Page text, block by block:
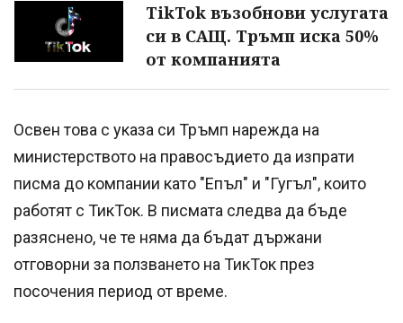
TikTok възобнови услугата
си в САЩ. Тръмп иска 50%
от компанията
Освен това с указа си Тръмп нарежда на
министерството на правосъдието да изпрати
писма до компании като "Епъл" и "Гугъл", които
работят с ТикТок. В писмата следва да бъде
разяснено, че те няма да бъдат държани
отговорни за ползването на ТикТок през
посочения период от време.